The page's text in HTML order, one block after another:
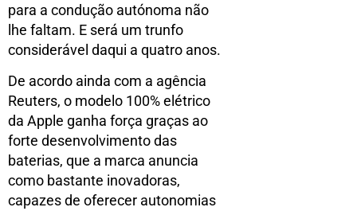
para a condução autónoma não
lhe faltam. E será um trunfo
considerável daqui a quatro anos.
De acordo ainda com a agência
Reuters, o modelo 100% elétrico
da Apple ganha força graças ao
forte desenvolvimento das
baterias, que a marca anuncia
como bastante inovadoras,
capazes de oferecer autonomias